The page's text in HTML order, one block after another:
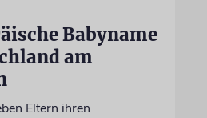
Babyname
am
Eltern ihren